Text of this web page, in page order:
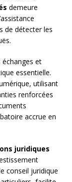
demeure
de détecter les
échanges et
essentielle.
utilisant
renforcées
accrue en
juridiques
conseil juridique